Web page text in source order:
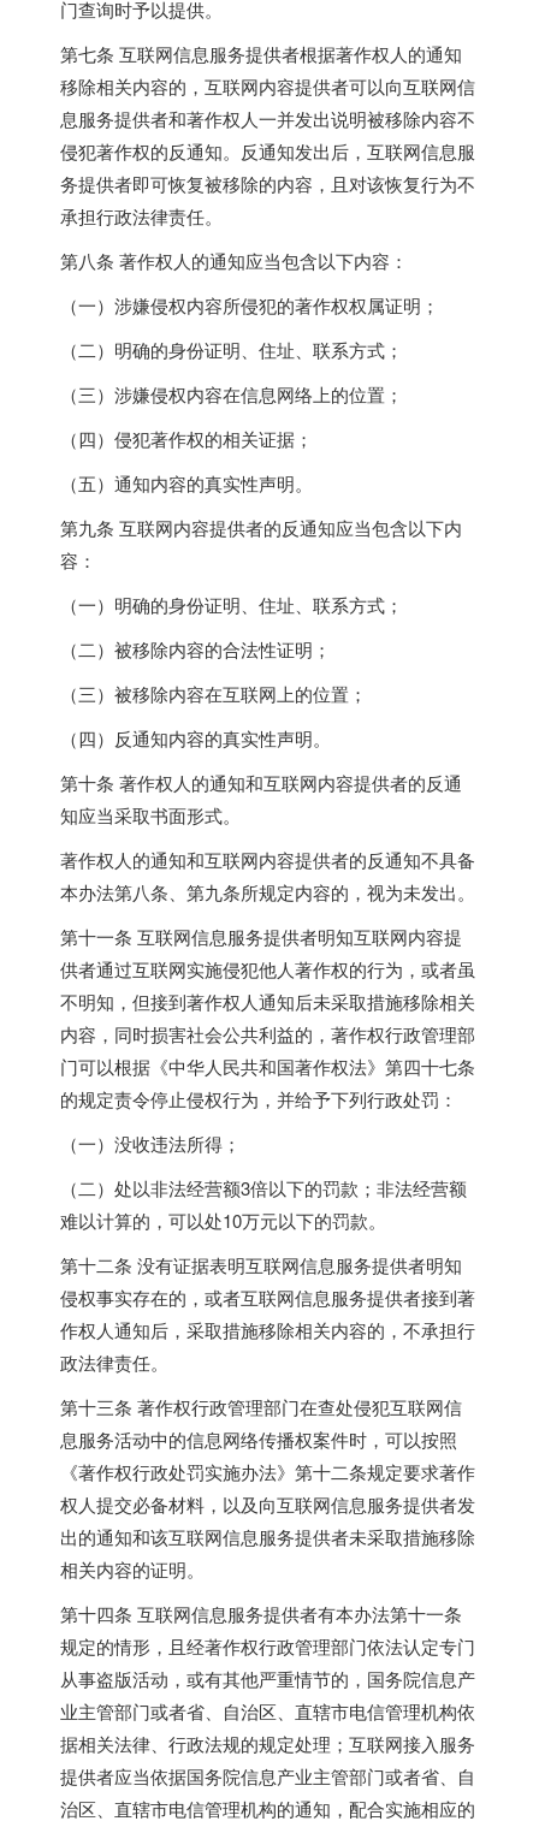
门查询时予以提供。
第七条 互联网信息服务提供者根据著作权人的通知
移除相关内容的，互联网内容提供者可以向互联网信
息服务提供者和著作权人一并发出说明被移除内容不
侵犯著作权的反通知。反通知发出后，互联网信息服
务提供者即可恢复被移除的内容，且对该恢复行为不
承担行政法律责任。
第八条 著作权人的通知应当包含以下内容：
（一）涉嫌侵权内容所侵犯的著作权权属证明；
（二）明确的身份证明、住址、联系方式；
（三）涉嫌侵权内容在信息网络上的位置；
（四）侵犯著作权的相关证据；
（五）通知内容的真实性声明。
第九条 互联网内容提供者的反通知应当包含以下内
容：
（一）明确的身份证明、住址、联系方式；
（二）被移除内容的合法性证明；
（三）被移除内容在互联网上的位置；
（四）反通知内容的真实性声明。
第十条 著作权人的通知和互联网内容提供者的反通
知应当采取书面形式。
著作权人的通知和互联网内容提供者的反通知不具备
本办法第八条、第九条所规定内容的，视为未发出。
第十一条 互联网信息服务提供者明知互联网内容提
供者通过互联网实施侵犯他人著作权的行为，或者虽
不明知，但接到著作权人通知后未采取措施移除相关
内容，同时损害社会公共利益的，著作权行政管理部
门可以根据《中华人民共和国著作权法》第四十七条
的规定责令停止侵权行为，并给予下列行政处罚：
（一）没收违法所得；
（二）处以非法经营额3倍以下的罚款；非法经营额
难以计算的，可以处10万元以下的罚款。
第十二条 没有证据表明互联网信息服务提供者明知
侵权事实存在的，或者互联网信息服务提供者接到著
作权人通知后，采取措施移除相关内容的，不承担行
政法律责任。
第十三条 著作权行政管理部门在查处侵犯互联网信
息服务活动中的信息网络传播权案件时，可以按照
《著作权行政处罚实施办法》第十二条规定要求著作
权人提交必备材料，以及向互联网信息服务提供者发
出的通知和该互联网信息服务提供者未采取措施移除
相关内容的证明。
第十四条 互联网信息服务提供者有本办法第十一条
规定的情形，且经著作权行政管理部门依法认定专门
从事盗版活动，或有其他严重情节的，国务院信息产
业主管部门或者省、自治区、直辖市电信管理机构依
据相关法律、行政法规的规定处理；互联网接入服务
提供者应当依据国务院信息产业主管部门或者省、自
治区、直辖市电信管理机构的通知，配合实施相应的